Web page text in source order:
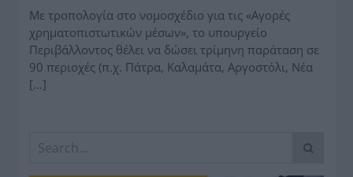
Με τροπολογία στο νομοσχέδιο για τις «Αγορές
χρηματοπιστωτικών μέσων», το υπουργείο
Περιβάλλοντος θέλει να δώσει τρίμηνη παράταση σε
90 περιοχές (π.χ. Πάτρα, Καλαμάτα, Αργοστόλι, Νέα
[…]